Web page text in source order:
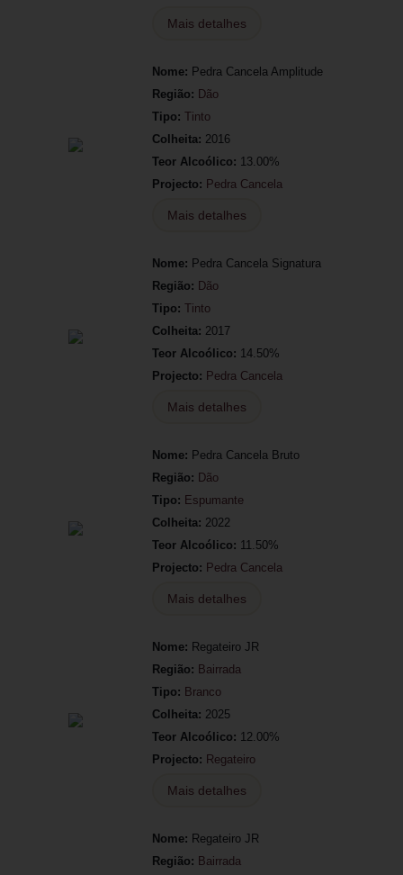
Mais detalhes
Nome: Pedra Cancela Amplitude
Região: Dão
Tipo: Tinto
Colheita: 2016
Teor Alcoólico: 13.00%
Projecto: Pedra Cancela
Mais detalhes
Nome: Pedra Cancela Signatura
Região: Dão
Tipo: Tinto
Colheita: 2017
Teor Alcoólico: 14.50%
Projecto: Pedra Cancela
Mais detalhes
Nome: Pedra Cancela Bruto
Região: Dão
Tipo: Espumante
Colheita: 2022
Teor Alcoólico: 11.50%
Projecto: Pedra Cancela
Mais detalhes
Nome: Regateiro JR
Região: Bairrada
Tipo: Branco
Colheita: 2025
Teor Alcoólico: 12.00%
Projecto: Regateiro
Mais detalhes
Nome: Regateiro JR
Região: Bairrada